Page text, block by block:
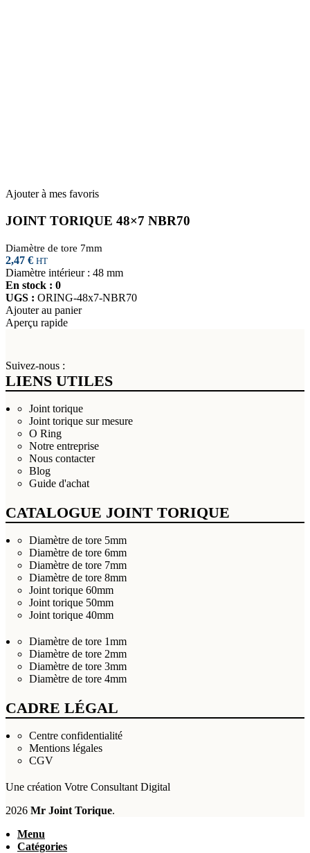
Ajouter à mes favoris
JOINT TORIQUE 48×7 NBR70
Diamètre de tore 7mm
2,47 € HT
Diamètre intérieur : 48 mm
En stock : 0
UGS : ORING-48x7-NBR70
Ajouter au panier
Aperçu rapide
Suivez-nous :
LIENS UTILES
Joint torique
Joint torique sur mesure
O Ring
Notre entreprise
Nous contacter
Blog
Guide d'achat
CATALOGUE JOINT TORIQUE
Diamètre de tore 5mm
Diamètre de tore 6mm
Diamètre de tore 7mm
Diamètre de tore 8mm
Joint torique 60mm
Joint torique 50mm
Joint torique 40mm
Diamètre de tore 1mm
Diamètre de tore 2mm
Diamètre de tore 3mm
Diamètre de tore 4mm
CADRE LÉGAL
Centre confidentialité
Mentions légales
CGV
Une création Votre Consultant Digital
2026 Mr Joint Torique.
Menu
Catégories